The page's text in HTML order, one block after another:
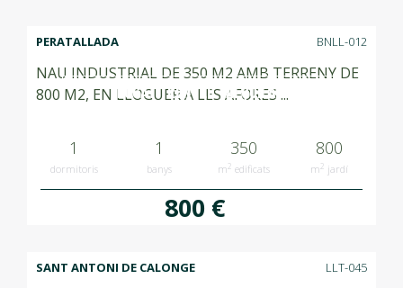
LLOGAT RENTED ALQUILADO
PERATALLADA BNLL-012
NAU INDUSTRIAL DE 350 M2 AMB TERRENY DE
800 M2, EN LLOGUER A LES AFORES ...
1
dormitoris
1
banys
350
m2 edificats
800
m2 jardí
800 €
SANT ANTONI DE CALONGE LLT-045